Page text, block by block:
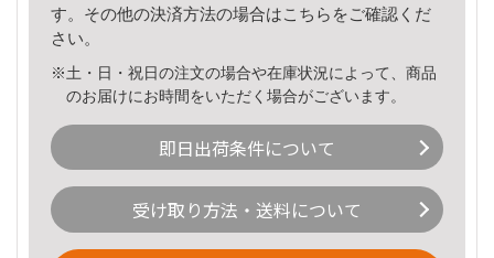
す。その他の決済方法の場合はこちら をご確認くだ
さい。
※土・日・祝日の注文の場合や在庫状況によって、商品
のお届けにお時間をいただく場合がございます。
即日出荷条件について
受け取り方法・送料について